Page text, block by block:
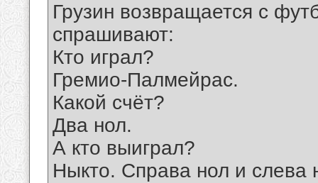
Грузин возвращается с
спрашивают:
Кто играл?
Гремио-Палмейрас.
Какой счёт?
Два нол.
А кто выиграл?
Ныкто. Справа нол и слева